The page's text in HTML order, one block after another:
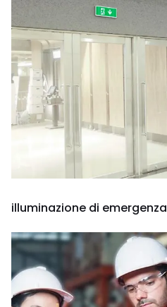
illuminazione di emergenza